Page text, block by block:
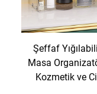
Şeffaf
Masa
Kozmetik ve